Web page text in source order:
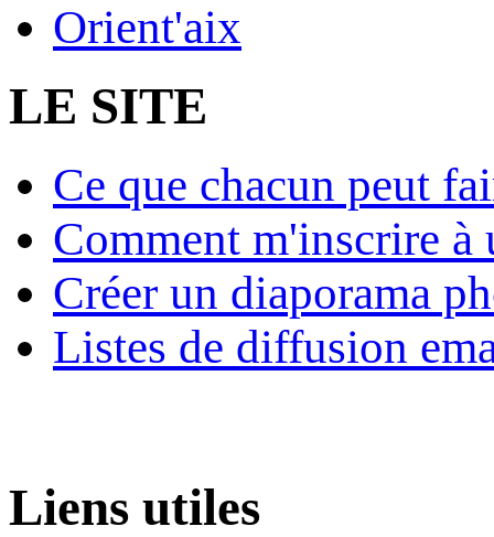
Orient'aix
LE SITE
Ce que chacun peut
Comment m'inscrire à
Créer un diaporama
Listes de diffusion
Liens utiles